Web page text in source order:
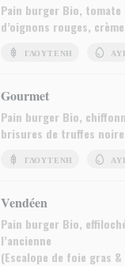
Pain burger Bio,
d’oignons rouges,
ΓΛΟΥΤΈΝΗ
Gourmet
Pain burger Bio,
brisures de truffes
ΓΛΟΥΤΈΝΗ
Vendéen
Pain burger Bio,
l’ancienne
(Escalope de foie gras